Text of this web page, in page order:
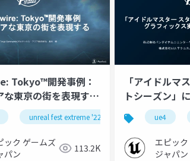
ue-optimize
Tokyo™開発事例：
な東京の街を表現する
FEST EXTREME '22
unreal fest extreme '22 summer unreal fest
ック ゲームズ
パン
113.2K
「アイドルマ
トシーズン」
クス実装事例
【UNREAL
SUMMER】
ue4
エピッ
ジャパン